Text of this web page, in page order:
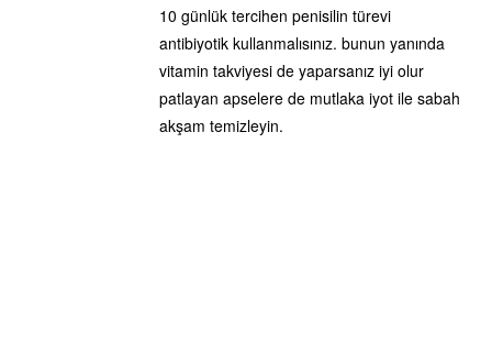
10 günlük tercihen penisilin türevi
antibiyotik kullanmalısınız. bunun yanında
vitamin takviyesi de yaparsanız iyi olur
patlayan apselere de mutlaka iyot ile sabah
akşam temizleyin.